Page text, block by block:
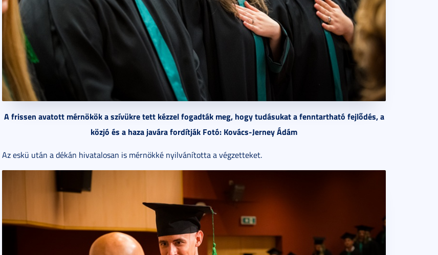
A frissen avatott mérnökök a szívükre tett kézzel fogadták meg, hogy tudásukat a fenntartható fejlődés, a
közjó és a haza javára fordítják Fotó: Kovács-Jerney Ádám
Az eskü után a dékán hivatalosan is mérnökké nyilvánította a végzetteket.